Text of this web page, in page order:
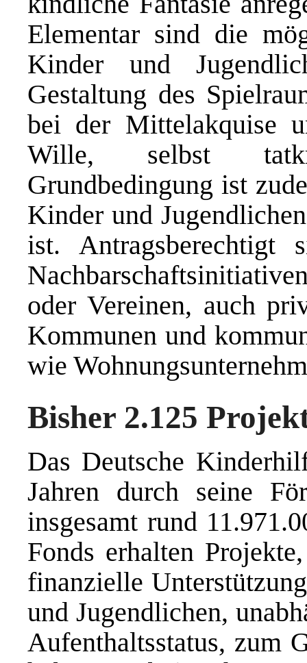
Elementar sind die
Kinder und
Gestaltung des
bei der Mittelakquise
Wille, selbst
Grundbedingung ist
Kinder und
ist.
oder Vereinen, auch
Kommunen und
wie
Bisher 2.125
Das Deutsche
Jahren durch seine
insgesamt rund
Fonds erhalten
finanzielle
und Jugendlichen,
Aufenthaltsstatus, zum